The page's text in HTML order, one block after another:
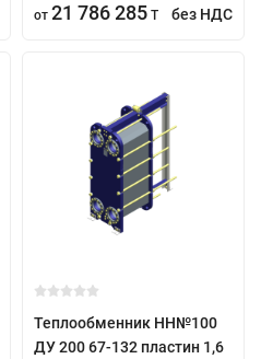
от 21 786 285 T без НДС
Теплообменник НН№100
ДУ 200 67-132 пластин 1,6